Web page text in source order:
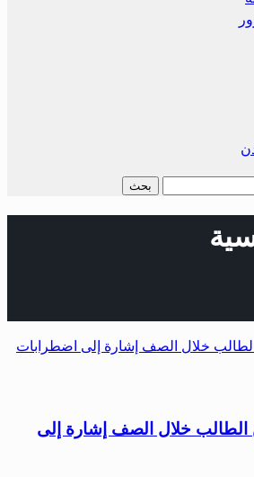
خلال الصف إشارة إلى